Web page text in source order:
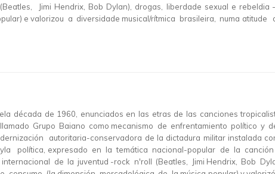
Jimi Hendrix, Bob Dylan), drogas, liberdade sexual e
e valorizou a diversidade musical/rítmica brasileira, numa
década de 1960, enunciados en las etras de las canciones
Grupo Baiano como mecanismo de enfrentamiento político
autoritaria-conservadora de la dictadura militar instalada
política, expresado en la temática nacional-popular de la
de la juventud -rock n'roll (Beatles, Jimi Hendrix, Bob